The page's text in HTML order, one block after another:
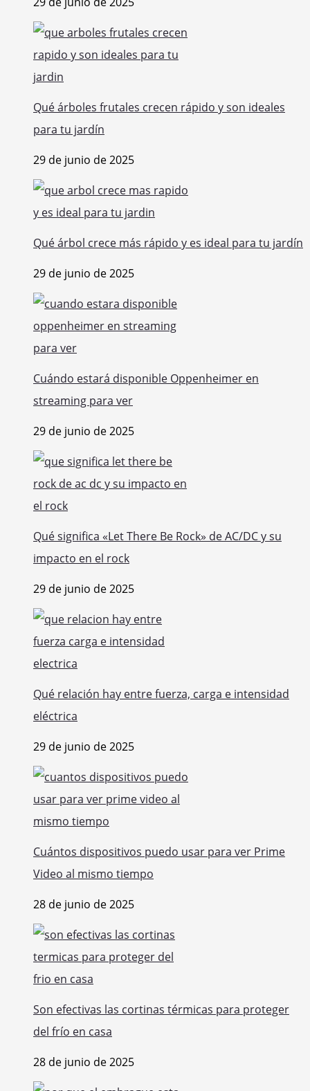
Qué árboles frutales crecen rápido y son ideales
para tu jardín
29 de junio de 2025
Qué árbol crece más rápido y es ideal para tu jardín
29 de junio de 2025
Cuándo estará disponible Oppenheimer en
streaming para ver
29 de junio de 2025
Qué significa «Let There Be Rock» de AC/DC y su
impacto en el rock
29 de junio de 2025
Qué relación hay entre fuerza, carga e intensidad
eléctrica
29 de junio de 2025
Cuántos dispositivos puedo usar para ver Prime
Video al mismo tiempo
28 de junio de 2025
Son efectivas las cortinas térmicas para proteger
del frío en casa
28 de junio de 2025